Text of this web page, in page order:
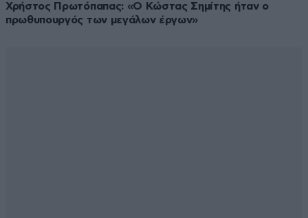
Χρήστος Πρωτόπαπας: «Ο Κώστας Σημίτης ήταν ο
πρωθυπουργός των μεγάλων έργων»